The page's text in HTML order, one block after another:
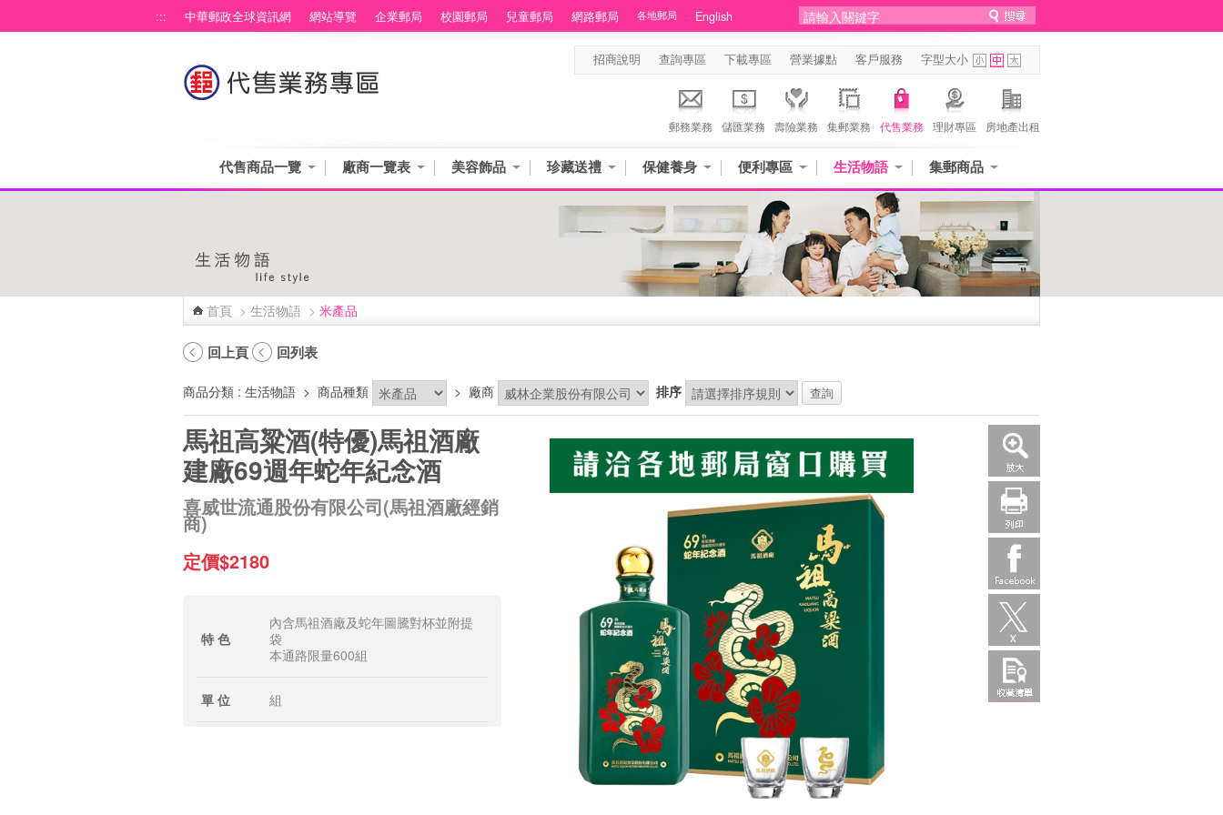
::: 中華郵政全球資訊網 網站導覽 企業郵局 校園郵局 兒童郵局 網路郵局 各地郵局 English
招商說明 查詢專區 下載專區 營業據點 客戶服務 字型大小
郵務業務 儲匯業務 壽險業務 集郵業務 代售業務 理財專區 房地產出租
代售商品一覽 廠商一覽表 美容飾品 珍藏送禮 保健養身 便利專區 生活物語 集郵商品
首頁 > 生活物語 > 米產品
回上頁 回列表
商品分類 : 生活物語 > 商品種類 > 廠商 排序
馬祖高粱酒(特優)馬祖酒廠
建廠69週年蛇年紀念酒
喜威世流通股份有限公司(馬祖酒廠經銷
商)
定價$2180
特 色
內含馬祖酒廠及蛇年圖騰對杯並附提
袋
本通路限量600組
單 位 組